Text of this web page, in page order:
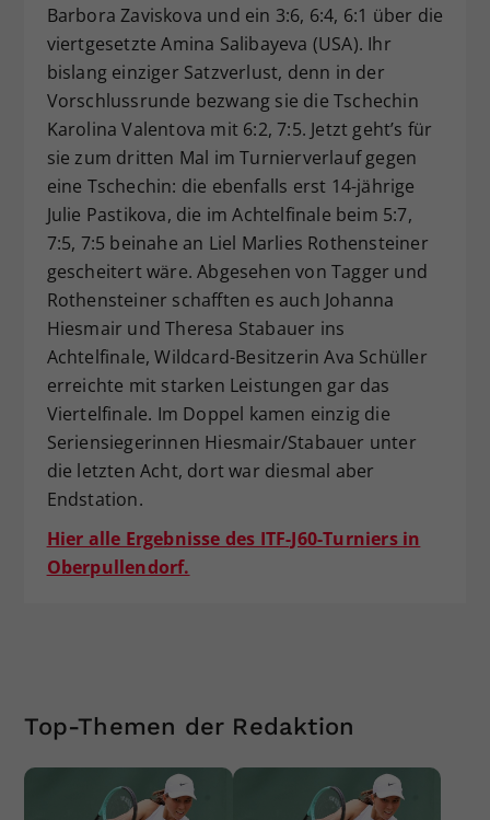
Barbora Zaviskova und ein 3:6, 6:4, 6:1 über die
viertgesetzte Amina Salibayeva (USA). Ihr
bislang einziger Satzverlust, denn in der
Vorschlussrunde bezwang sie die Tschechin
Karolina Valentova mit 6:2, 7:5. Jetzt geht’s für
sie zum dritten Mal im Turnierverlauf gegen
eine Tschechin: die ebenfalls erst 14-jährige
Julie Pastikova, die im Achtelfinale beim 5:7,
7:5, 7:5 beinahe an Liel Marlies Rothensteiner
gescheitert wäre. Abgesehen von Tagger und
Rothensteiner schafften es auch Johanna
Hiesmair und Theresa Stabauer ins
Achtelfinale, Wildcard-Besitzerin Ava Schüller
erreichte mit starken Leistungen gar das
Viertelfinale. Im Doppel kamen einzig die
Seriensiegerinnen Hiesmair/Stabauer unter
die letzten Acht, dort war diesmal aber
Endstation.
Hier alle Ergebnisse des ITF-J60-Turniers in
Oberpullendorf.
Top-Themen der Redaktion